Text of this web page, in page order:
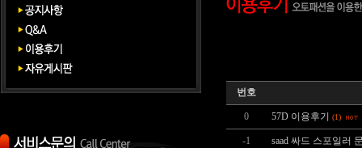
번호
0 57D 이용후기 (1)
-1 saad 싸드 스포일러